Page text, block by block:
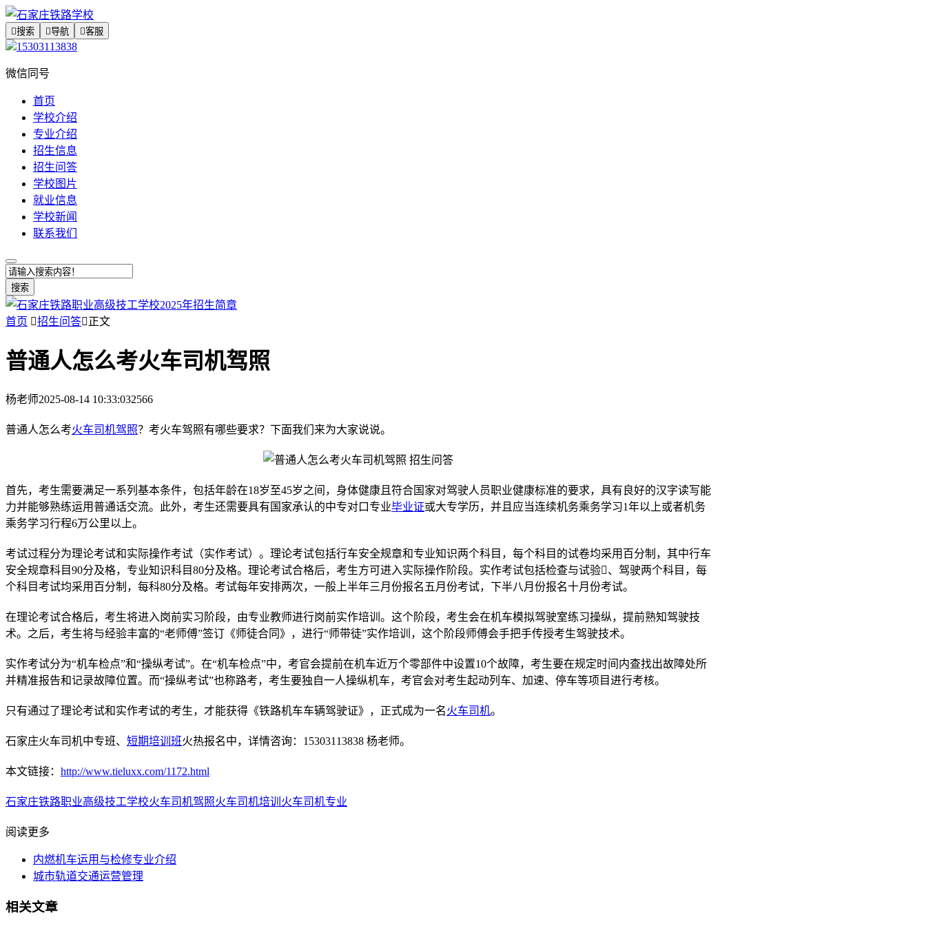
搜索 导航 客服
15303113838
微信同号
首页
学校介绍
专业介绍
招生信息
招生问答
学校图片
就业信息
学校新闻
联系我们
搜索
首页 招生问答正文
普通人怎么考火车司机驾照
杨老师2025-08-14 10:33:032566
普通人怎么考火车司机驾照？考火车驾照有哪些要求？下面我们来为大家说说。
首先，考生需要满足一系列基本条件，包括年龄在18岁至45岁之间，身体健康且符合国家对驾驶人员职业健康标准的要求，具有良好的汉字读写能
力并能够熟练运用普通话交流。此外，考生还需要具有国家承认的中专对口专业毕业证或大专学历，并且应当连续机务乘务学习1年以上或者机务
乘务学习行程6万公里以上。
考试过程分为理论考试和实际操作考试（实作考试）。理论考试包括行车安全规章和专业知识两个科目，每个科目的试卷均采用百分制，其中行车
安全规章科目90分及格，专业知识科目80分及格。理论考试合格后，考生方可进入实际操作阶段。实作考试包括检查与试验、驾驶两个科目，每
个科目考试均采用百分制，每科80分及格。考试每年安排两次，一般上半年三月份报名五月份考试，下半八月份报名十月份考试。
在理论考试合格后，考生将进入岗前实习阶段，由专业教师进行岗前实作培训。这个阶段，考生会在机车模拟驾驶室练习操纵，提前熟知驾驶技
术。之后，考生将与经验丰富的“老师傅”签订《师徒合同》，进行“师带徒”实作培训，这个阶段师傅会手把手传授考生驾驶技术。
实作考试分为“机车检点”和“操纵考试”。在“机车检点”中，考官会提前在机车近万个零部件中设置10个故障，考生要在规定时间内查找出故障处所
并精准报告和记录故障位置。而“操纵考试”也称路考，考生要独自一人操纵机车，考官会对考生起动列车、加速、停车等项目进行考核。
只有通过了理论考试和实作考试的考生，才能获得《铁路机车车辆驾驶证》，正式成为一名火车司机。
石家庄火车司机中专班、 短期培训班火热报名中，详情咨询：15303113838 杨老师。
本文链接： http://www.tieluxx.com/1172.html
石家庄铁路职业高级技工学校火车司机驾照火车司机培训 火车司机专业
阅读更多
内燃机车运用与检修专业介绍
城市轨道交通运营管理
相关文章